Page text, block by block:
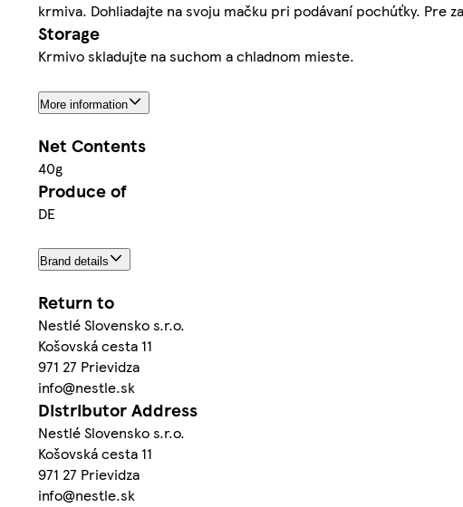
krmiva. Dohliadajte na svoju mačku pri podávaní pochúťky. Pre
Storage
Krmivo skladujte na suchom a chladnom mieste.
More information
Net Contents
40g
Produce of
DE
Brand details
Return to
Nestlé Slovensko s.r.o.
Košovská cesta 11
971 27 Prievidza
info@nestle.sk
Distributor Address
Nestlé Slovensko s.r.o.
Košovská cesta 11
971 27 Prievidza
info@nestle.sk